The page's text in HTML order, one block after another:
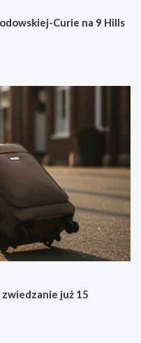
Curie na 9 Hills
już 15